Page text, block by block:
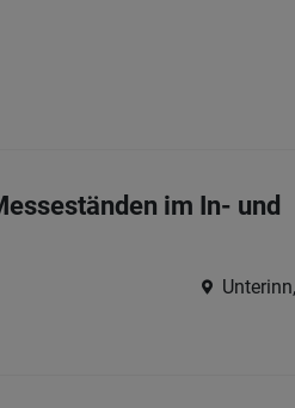
im In- und